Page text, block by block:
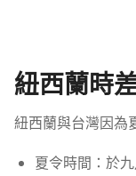
紐西蘭時
紐西蘭與台灣因為
夏令時間：於